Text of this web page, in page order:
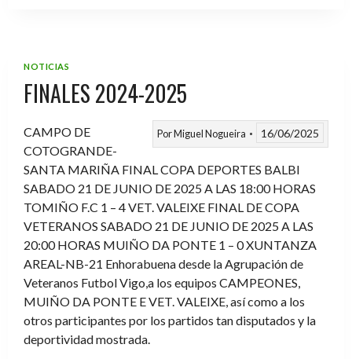
NOTICIAS
FINALES 2024-2025
PorMiguel Nogueira 16/06/2025
CAMPO DE
COTOGRANDE-
SANTA MARIÑA FINAL COPA DEPORTES BALBI
SABADO 21 DE JUNIO DE 2025 A LAS 18:00 HORAS
TOMIÑO F.C 1 – 4 VET. VALEIXE FINAL DE COPA
VETERANOS SABADO 21 DE JUNIO DE 2025 A LAS
20:00 HORAS MUIÑO DA PONTE 1 – 0 XUNTANZA
AREAL-NB-21 Enhorabuena desde la Agrupación de
Veteranos Futbol Vigo,a los equipos CAMPEONES,
MUIÑO DA PONTE E VET. VALEIXE, así como a los
otros participantes por los partidos tan disputados y la
deportividad mostrada.